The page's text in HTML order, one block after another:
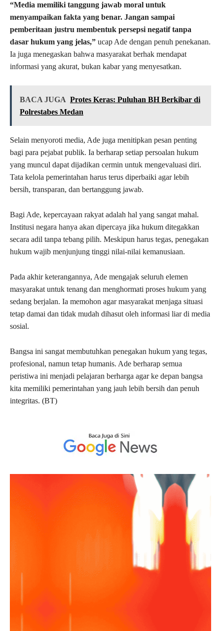
“Media memiliki tanggung jawab moral untuk
menyampaikan fakta yang benar. Jangan sampai
pemberitaan justru membentuk persepsi negatif tanpa
dasar hukum yang jelas,” ucap Ade dengan penuh penekanan.
Ia juga menegaskan bahwa masyarakat berhak mendapat
informasi yang akurat, bukan kabar yang menyesatkan.
BACA JUGA Protes Keras: Puluhan BH Berkibar di
Polrestabes Medan
Selain menyoroti media, Ade juga menitipkan pesan penting
bagi para pejabat publik. Ia berharap setiap persoalan hukum
yang muncul dapat dijadikan cermin untuk mengevaluasi diri.
Tata kelola pemerintahan harus terus diperbaiki agar lebih
bersih, transparan, dan bertanggung jawab.
Bagi Ade, kepercayaan rakyat adalah hal yang sangat mahal.
Institusi negara hanya akan dipercaya jika hukum ditegakkan
secara adil tanpa tebang pilih. Meskipun harus tegas, penegakan
hukum wajib menjunjung tinggi nilai-nilai kemanusiaan.
Pada akhir keterangannya, Ade mengajak seluruh elemen
masyarakat untuk tenang dan menghormati proses hukum yang
sedang berjalan. Ia memohon agar masyarakat menjaga situasi
tetap damai dan tidak mudah dihasut oleh informasi liar di media
sosial.
Bangsa ini sangat membutuhkan penegakan hukum yang tegas,
profesional, namun tetap humanis. Ade berharap semua
peristiwa ini menjadi pelajaran berharga agar ke depan bangsa
kita memiliki pemerintahan yang jauh lebih bersih dan penuh
integritas. (BT)